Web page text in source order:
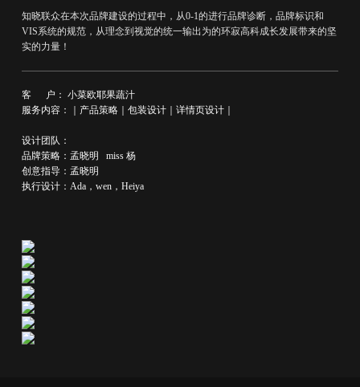
知晓联众在本次品牌建设的过程中，从0-1的进行品牌诊断，品牌标识和
VIS系统的规范，从理念到视觉的统一输出为的环寂高科成长发展带来的坚
实的力量！
客 户： 小菜欧耶果蔬汁
服务内容：｜产品策略｜包装设计｜详情页设计｜
设计团队：
品牌策略：孟晓明 miss 杨
创意指导：孟晓明
执行设计：Ada，wen，Heiya